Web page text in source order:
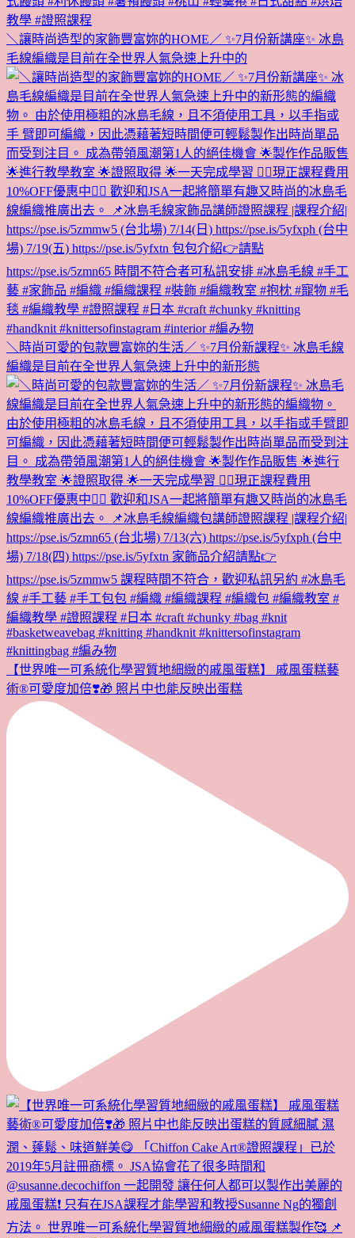
＼讓時尚造型的家飾豐富妳的HOME／ ✨7月份新講座✨ 冰島
毛線編織是目前在全世界人氣急速上升中的
＼時尚可愛的包款豐富妳的生活／ ✨7月份新課程✨ 冰島毛線
編織是目前在全世界人氣急速上升中的新形態
【世界唯一可系統化學習質地細緻的戚風蛋糕】 戚風蛋糕藝
術®︎可愛度加倍❣️🎁 照片中也能反映出蛋糕